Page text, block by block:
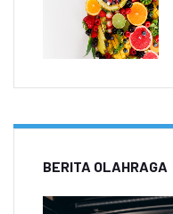
BERITA OLAHRAGA